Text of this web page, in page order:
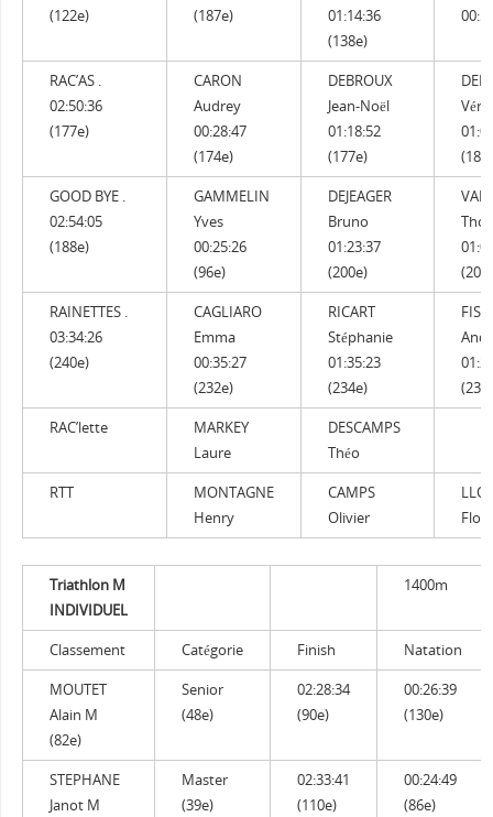
(122e)
(187e)
01:14:36
(138e)
RAC’AS .
02:50:36
(177e)
CARON
Audrey
00:28:47
(174e)
DEBROUX
Jean-Noël
01:18:52
(177e)
GOOD BYE .
02:54:05
(188e)
GAMMELIN
Yves
00:25:26
(96e)
DEJEAGER
Bruno
01:23:37
(200e)
VAN
RAINETTES .
03:34:26
(240e)
CAGLIARO
Emma
00:35:27
(232e)
RICART
Stéphanie
01:35:23
(234e)
RAC’lette
MARKEY
Laure
DESCAMPS
Théo
RTT
MONTAGNE
Henry
CAMPS
Olivier
Triathlon M
INDIVIDUEL
1400m
Classement Catégorie Finish
Natation
MOUTET
Alain M
(82e)
Senior
(48e)
02:28:34
(90e)
00:26:39
(130e)
STEPHANE
Janot M
Master
(39e)
02:33:41
(110e)
00:24:49
(86e)